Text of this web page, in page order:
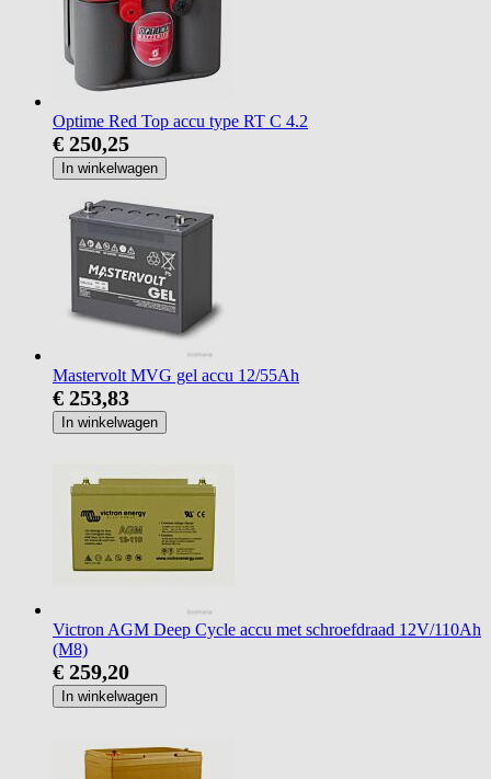
Optime Red Top accu type RT C 4.2
€ 250,25
In winkelwagen
Mastervolt MVG gel accu 12/55Ah
€ 253,83
In winkelwagen
Victron AGM Deep Cycle accu met schroefdraad 12V/110Ah
(M8)
€ 259,20
In winkelwagen